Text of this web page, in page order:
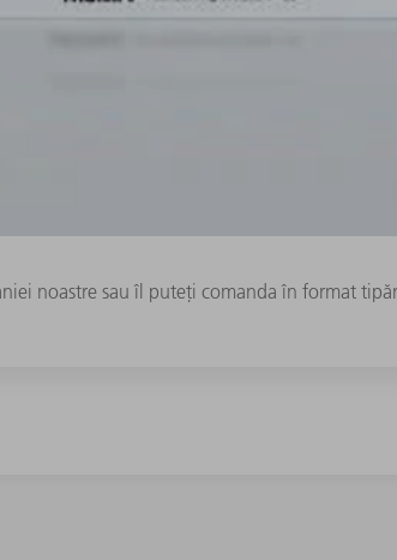
noastre sau îl puteți comanda în format